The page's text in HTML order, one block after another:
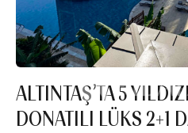
ALTINTAŞ’TA 5
DONATILI LÜKS 2+1